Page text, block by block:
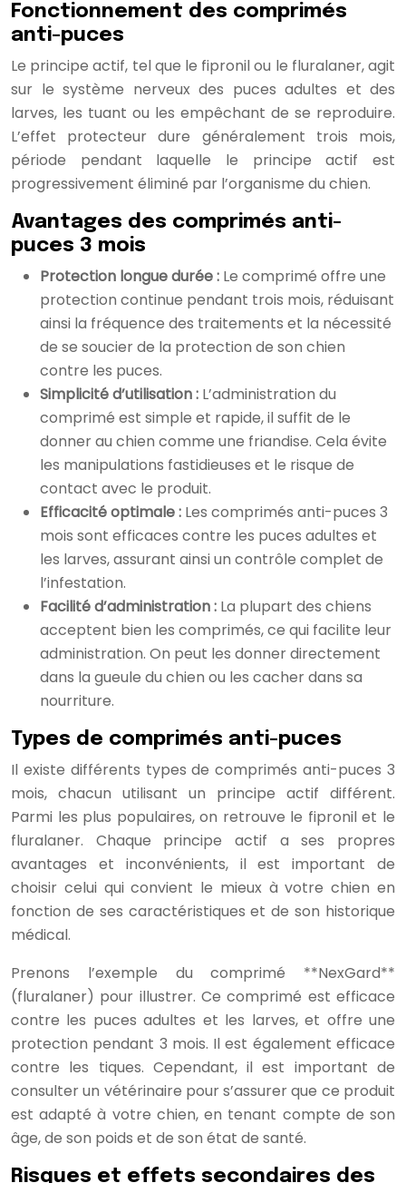
Fonctionnement des comprimés
anti-puces
Le principe actif, tel que le fipronil ou le fluralaner, agit
sur le système nerveux des puces adultes et des
larves, les tuant ou les empêchant de se reproduire.
L’effet protecteur dure généralement trois mois,
période pendant laquelle le principe actif est
progressivement éliminé par l’organisme du chien.
Avantages des comprimés anti-
puces 3 mois
Protection longue durée : Le comprimé offre une
protection continue pendant trois mois, réduisant
ainsi la fréquence des traitements et la nécessité
de se soucier de la protection de son chien
contre les puces.
Simplicité d’utilisation : L’administration du
comprimé est simple et rapide, il suffit de le
donner au chien comme une friandise. Cela évite
les manipulations fastidieuses et le risque de
contact avec le produit.
Efficacité optimale : Les comprimés anti-puces 3
mois sont efficaces contre les puces adultes et
les larves, assurant ainsi un contrôle complet de
l’infestation.
Facilité d’administration : La plupart des chiens
acceptent bien les comprimés, ce qui facilite leur
administration. On peut les donner directement
dans la gueule du chien ou les cacher dans sa
nourriture.
Types de comprimés anti-puces
Il existe différents types de comprimés anti-puces 3
mois, chacun utilisant un principe actif différent.
Parmi les plus populaires, on retrouve le fipronil et le
fluralaner. Chaque principe actif a ses propres
avantages et inconvénients, il est important de
choisir celui qui convient le mieux à votre chien en
fonction de ses caractéristiques et de son historique
médical.
Prenons l’exemple du comprimé **NexGard**
(fluralaner) pour illustrer. Ce comprimé est efficace
contre les puces adultes et les larves, et offre une
protection pendant 3 mois. Il est également efficace
contre les tiques. Cependant, il est important de
consulter un vétérinaire pour s’assurer que ce produit
est adapté à votre chien, en tenant compte de son
âge, de son poids et de son état de santé.
Risques et effets secondaires des